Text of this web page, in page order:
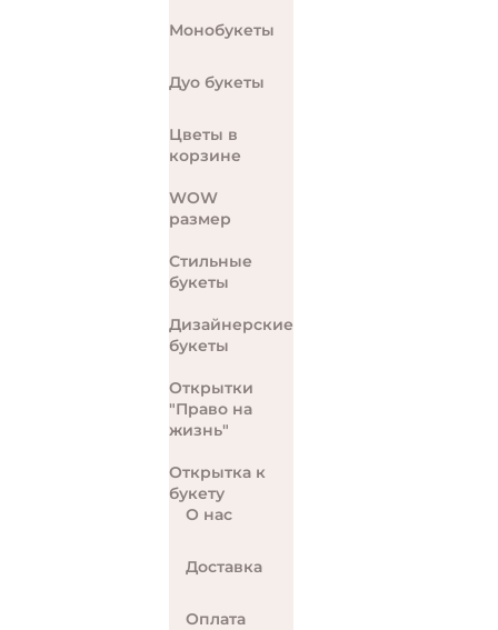
Монобукеты
Дуо букеты
Цветы в
корзине
WOW
размер
Стильные
букеты
Дизайнерские
букеты
Открытки
"Право на
жизнь"
Открытка к
букету
О нас
Доставка
Оплата